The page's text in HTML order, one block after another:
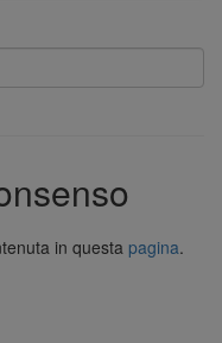
in questa pagina.